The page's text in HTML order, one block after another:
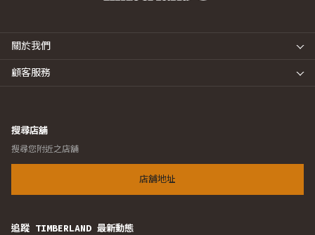
關於我們
顧客服務
搜尋店舖
搜尋您附近之店舖
店舖地址
追蹤 TIMBERLAND 最新動態